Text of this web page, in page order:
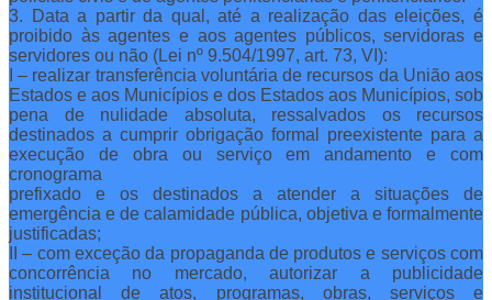
3. Data a partir da qual, até a realização das eleições, é
proibido às agentes e aos agentes públicos, servidoras e
servidores ou não (Lei nº 9.504/1997, art. 73, VI):
I – realizar transferência voluntária de recursos da União aos
Estados e aos Municípios e dos Estados aos Municípios, sob
pena de nulidade absoluta, ressalvados os recursos
destinados a cumprir obrigação formal preexistente para a
execução de obra ou serviço em andamento e com
cronograma
prefixado e os destinados a atender a situações de
emergência e de calamidade pública, objetiva e formalmente
justificadas;
II – com exceção da propaganda de produtos e serviços com
concorrência no mercado, autorizar a publicidade
institucional de atos, programas, obras, serviços e